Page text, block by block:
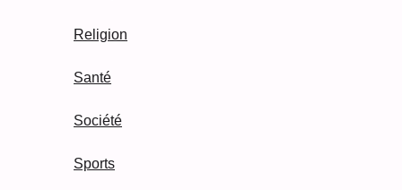
Religion
Santé
Société
Sports